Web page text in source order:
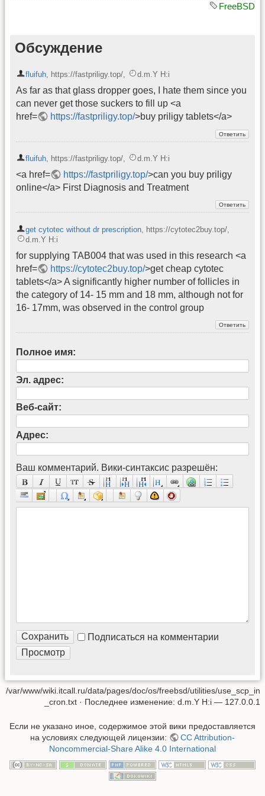
FreeBSD
Обсуждение
fluifuh, https://fastpriligy.top/, d.m.Y H:i
As far as that glass dropper goes, I hate them since you
can never get those suckers to fill up <a
href=
https://fastpriligy.top/>buy priligy tablets</a>
fluifuh https://fastpriligy.top/ d.m.Y H:i
<a href= https://fastpriligy.top/>can you buy priligy
online</a> First Diagnosis and Treatment
get cytotec without dr prescription https://cytotec2buy.top/
d.m.Y H:i
for supplying TAB004 that was used in this research <a
href=
https://cytotec2buy.top/>get cheap cytotec
tablets</a> A significantly higher number of follicles in
the category of 14- 15 mm and 18 mm, although not for
16- 17mm, was observed in the control group
Полное имя:
Эл. адрес:
Веб-сайт:
Адрес:
Ваш комментарий. Вики-синтаксис разрешён:
Подписаться на комментарии
/var/www/wiki.itcall.ru/data/pages/doc/os/freebsd/utilities/use_scp_in
_cron.txt · Последнее изменение: d.m.Y H:i — 127.0.0.1
Если не указано иное, содержимое этой вики предоставляется
на условиях следующей лицензии:
CC Attribution-
Noncommercial-Share Alike 4.0 International